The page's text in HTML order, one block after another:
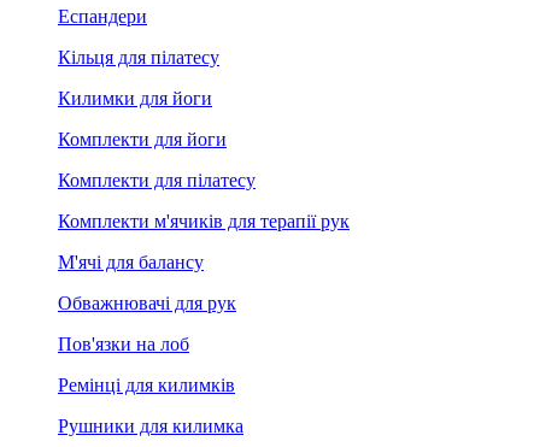
Еспандери
Кільця для пілатесу
Килимки для йоги
Комплекти для йоги
Комплекти для пілатесу
Комплекти м'ячиків для терапії рук
М'ячі для балансу
Обважнювачі для рук
Пов'язки на лоб
Ремінці для килимків
Рушники для килимка